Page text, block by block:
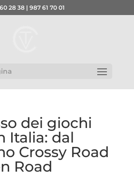
28 38 | 987 61 70 01
dei giochi
Italia: dal
Crossy Road
Road